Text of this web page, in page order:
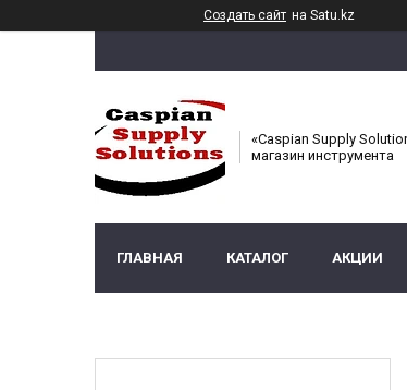
Создать сайт на Satu.kz
«Caspian Supply
магазин инструмента
ГЛАВНАЯ КАТАЛОГ АКЦИИ